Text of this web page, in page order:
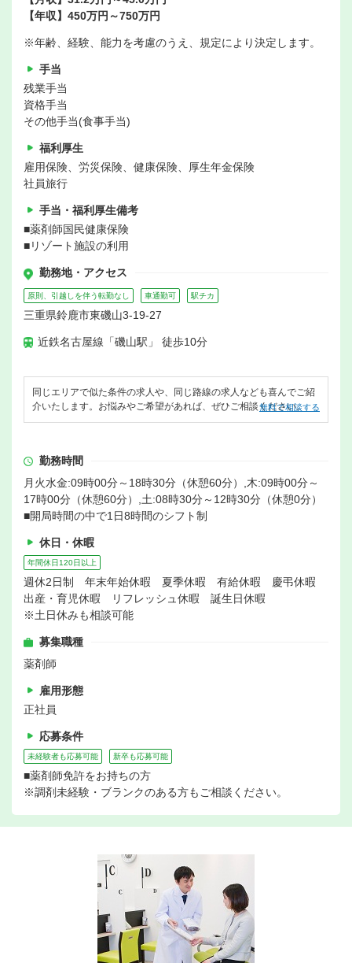
【年収】450万円～750万円
※年齢、経験、能力を考慮のうえ、規定により決定します。
手当
残業手当
資格手当
その他手当(食事手当)
福利厚生
雇用保険、労災保険、健康保険、厚生年金保険
社員旅行
手当・福利厚生備考
■薬剤師国民健康保険
■リゾート施設の利用
勤務地・アクセス
原則、引越しを伴う転勤なし 車通勤可 駅チカ
三重県鈴鹿市東磯山3-19-27
近鉄名古屋線「磯山駅」 徒歩10分
同じエリアで似た条件の求人や、同じ路線の求人なども喜んでご紹
介いたします。お悩みやご希望があれば、ぜひご相談ください。
無料で相談する
勤務時間
月火水金:09時00分～18時30分（休憩60分）,木:09時00分～
17時00分（休憩60分）,土:08時30分～12時30分（休憩0分）
■開局時間の中で1日8時間のシフト制
休日・休暇
年間休日120日以上
週休2日制 年末年始休暇 夏季休暇 有給休暇 慶弔休暇
出産・育児休暇 リフレッシュ休暇 誕生日休暇
※土日休みも相談可能
募集職種
薬剤師
雇用形態
正社員
応募条件
未経験者も応募可能 新卒も応募可能
■薬剤師免許をお持ちの方
※調剤未経験・ブランクのある方もご相談ください。